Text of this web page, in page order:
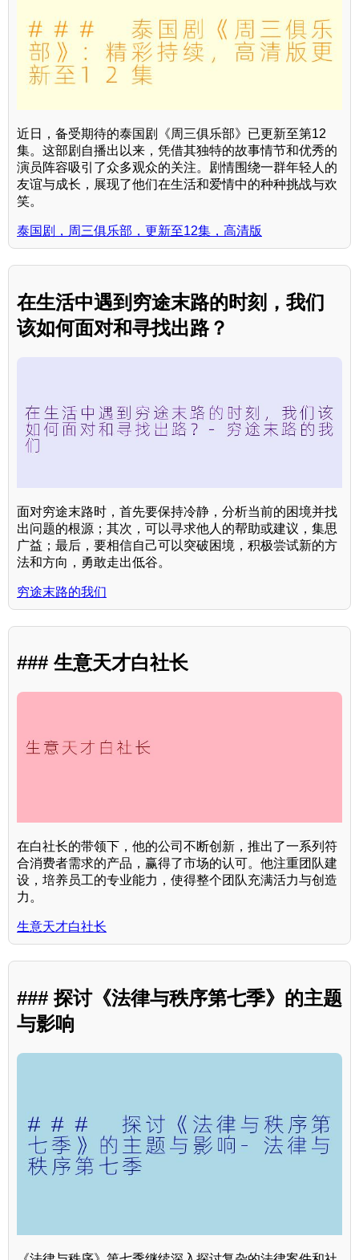
近日，备受期待的泰国剧《周三俱乐部》已更新至第12
集。这部剧自播出以来，凭借其独特的故事情节和优秀的
演员阵容吸引了众多观众的关注。剧情围绕一群年轻人的
友谊与成长，展现了他们在生活和爱情中的种种挑战与欢
笑。
泰国剧，周三俱乐部，更新至12集，高清版
在生活中遇到穷途末路的时刻，我们
该如何面对和寻找出路？
面对穷途末路时，首先要保持冷静，分析当前的困境并找
出问题的根源；其次，可以寻求他人的帮助或建议，集思
广益；最后，要相信自己可以突破困境，积极尝试新的方
法和方向，勇敢走出低谷。
穷途末路的我们
### 生意天才白社长
在白社长的带领下，他的公司不断创新，推出了一系列符
合消费者需求的产品，赢得了市场的认可。他注重团队建
设，培养员工的专业能力，使得整个团队充满活力与创造
力。
生意天才白社长
### 探讨《法律与秩序第七季》的主题
与影响